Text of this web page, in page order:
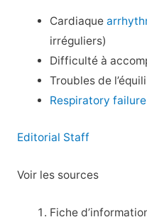
Cardiaque
irréguliers)
Difficulté à
Troubles de
Respiratory failure
Editorial Staff
Voir les sources
Fiche